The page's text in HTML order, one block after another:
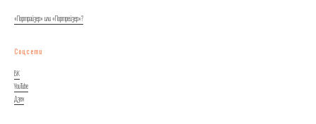
«Портрайзер» или «Портрейзер»?
Соцсети
ВК
YouTube
Дзен